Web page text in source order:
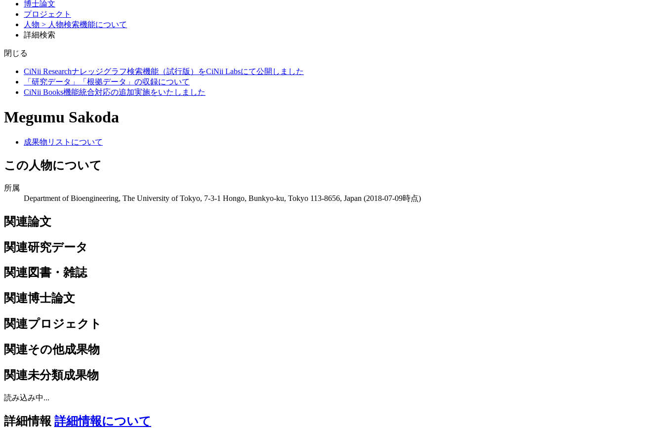
博士論文
プロジェクト
人物 > 人物検索機能について
詳細検索
閉じる
CiNii Researchナレッジグラフ検索機能（試行版）をCiNii Labsにて公開しました
「研究データ」「根拠データ」の収録について
CiNii Books機能統合対応の追加実施をいたしました
Megumu Sakoda
成果物リストについて
この人物について
所属
Department of Bioengineering, The University of Tokyo, 7-3-1 Hongo, Bunkyo-ku, Tokyo 113-8656, Japan (2018-07-09時点)
関連論文
関連研究データ
関連図書・雑誌
関連博士論文
関連プロジェクト
関連その他成果物
関連未分類成果物
読み込み中...
詳細情報 詳細情報について